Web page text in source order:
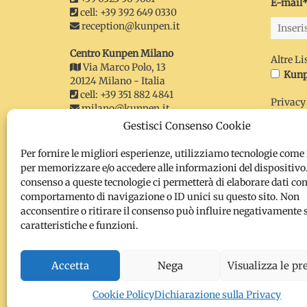
Gestisci Consenso Cookie
Per fornire le migliori esperienze, utilizziamo tecnologie come
per memorizzare e/o accedere alle informazioni del
consenso a queste tecnologie ci permetterà di elaborare dati
comportamento di navigazione o ID unici su questo sito. Non
acconsentire o ritirare il consenso può influire negativamente
caratteristiche e funzioni.
Accetta Nega Visualizza le
Cookie PolicyDichiarazione sulla Privacy
cell: +39 392 649 0330
reception@kunpen.it
Centro Kunpen Milano
Via Marco Polo, 13
20124 Milano - Italia
cell: +39 351 882 4841
milano@kunpen.it
Sede Legale
Via Marco Polo, 13 - 20124 Milano
P IVA: 12457970155
CF: 97216720157
kunpen@gangchen.it
kunpen@pec-mail.it
Organizzazione
E-
Altre
Privacy
Ho